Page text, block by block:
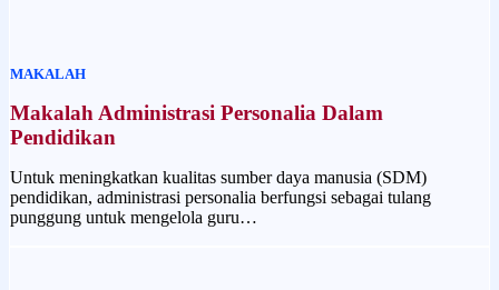
MAKALAH
Makalah Administrasi Personalia Dalam
Pendidikan
Untuk meningkatkan kualitas sumber daya manusia (SDM)
pendidikan, administrasi personalia berfungsi sebagai tulang
punggung untuk mengelola guru…